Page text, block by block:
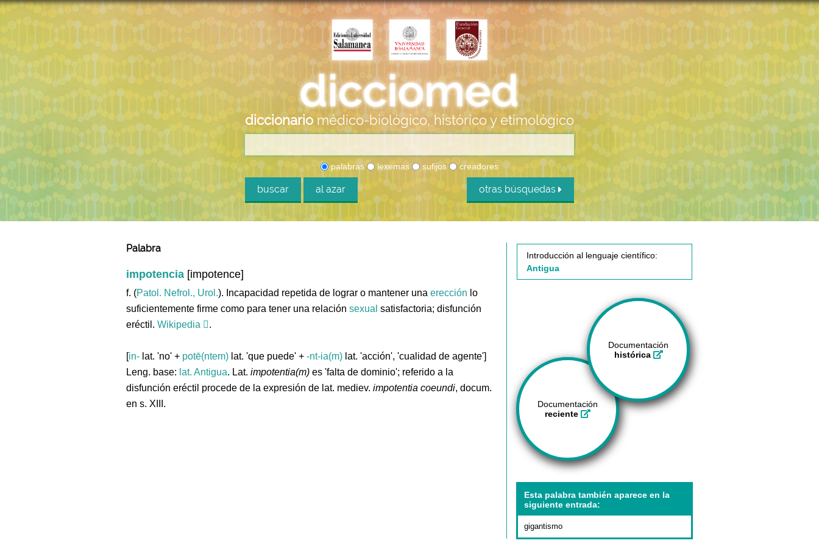
diccionario médico-biológico, histórico y etimológico
palabras lexemas sufijos creadores
buscar al azar otras búsquedas
Palabra
impotencia [impotence]
f. (Patol. Nefrol., Urol.). Incapacidad repetida de lograr o mantener una erección lo
suficientemente firme como para tener una relación sexual satisfactoria; disfunción
eréctil. Wikipedia .
[in- lat. 'no' + potē(ntem) lat. 'que puede' + -nt-ia(m) lat. 'acción', 'cualidad de agente']
Leng. base: lat. Antigua. Lat. impotentia(m) es 'falta de dominio'; referido a la
disfunción eréctil procede de la expresión de lat. mediev. impotentia coeundi, docum.
en s. XIII.
Introducción al lenguaje científico:
Antigua
Documentación
histórica
Documentación
reciente
Esta palabra también aparece en la
siguiente entrada:
gigantismo